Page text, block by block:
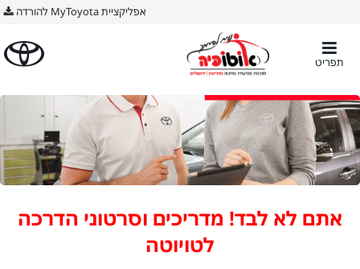
אפליקציית MyToyota להורדה
תפריט
אתם לא לבד! מדריכים וסרטוני הדרכה
לטויוטה